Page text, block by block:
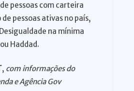
pessoas com carteira
pessoas ativas no país,
na mínima
Haddad.
, com informações do
e Agência Gov